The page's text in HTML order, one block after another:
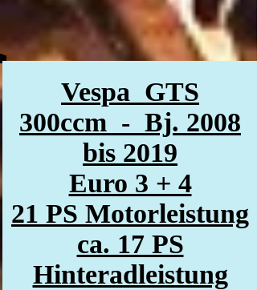
Vespa GTS
300ccm - Bj. 2008
bis 2019
Euro 3 + 4
21 PS Motorleistung
ca. 17 PS
Hinteradleistung